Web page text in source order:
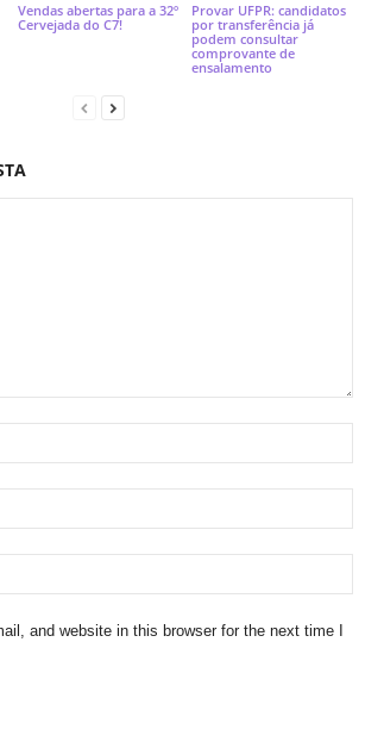
Vendas abertas para a 32º
Cervejada do C7!
Provar UFPR: candidatos
por transferência já
podem consultar
comprovante de
ensalamento
and website in this browser for the next time I